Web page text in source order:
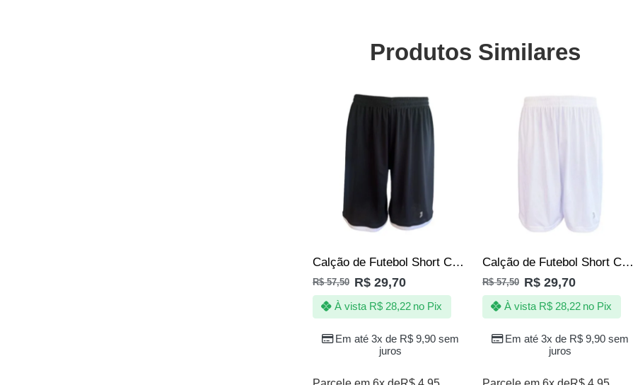
Produtos Similares
Calção de Futebol Short Corrida Masculino Preto – JOTAZ
R$57,50 R$ 29,70
Em até 3x de R$ 9,90 sem
juros
À vista R$28,22 no Pix
Calção de Futebol Short Corrida Masculino Branco – JOTAZ
R$57,50 R$ 29,70
Em até 3x de R$ 9,90 sem
juros
À vista R$28,22 no Pix